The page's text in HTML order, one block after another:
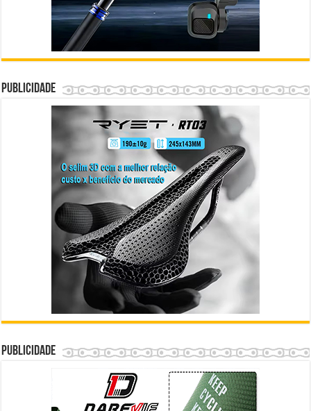
Publicidade
Publicidade